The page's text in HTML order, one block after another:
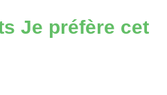
Je préfère cet